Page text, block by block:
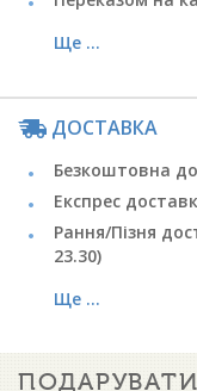
Ще ...
ДОСТАВКА
Безкоштовна
Експрес
Рання/Пізня
23.30)
Ще ...